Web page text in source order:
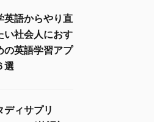
英語からやり直
い社会人におす
の英語学習アプ
選
ディサプリ